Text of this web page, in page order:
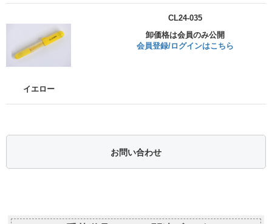
イエロー
CL24-035
卸価格は会員のみ公開
会員登録/ログインはこちら
お問い合わせ